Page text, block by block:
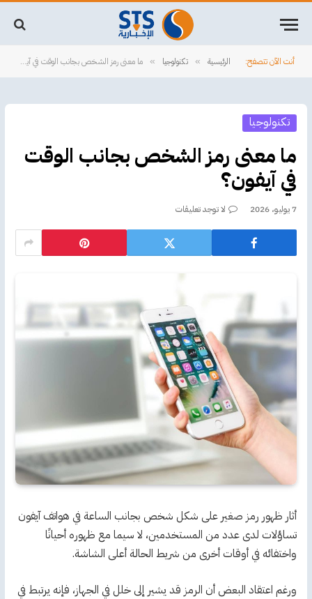
أنت الآن تتصفح: الرئيسية » تكنولوجيا » ما معنى رمز الشخص بجانب الوقت في آيفون؟
تكنولوجيا
ما معنى رمز الشخص بجانب الوقت
في آيفون؟
7 يوليو، 2026 لا توجد تعليقات
أثار ظهور رمز صغير على شكل شخص بجانب الساعة في هواتف آيفون
تساؤلات لدى عدد من المستخدمين، لا سيما مع ظهوره أحيانًا
واختفائه في أوقات أخرى من شريط الحالة أعلى الشاشة.
ورغم اعتقاد البعض أن الرمز قد يشير إلى خلل في الجهاز، فإنه يرتبط في